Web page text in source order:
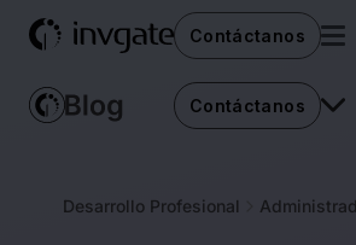
Contáctanos
Contáctanos
Desarrollo Profesional